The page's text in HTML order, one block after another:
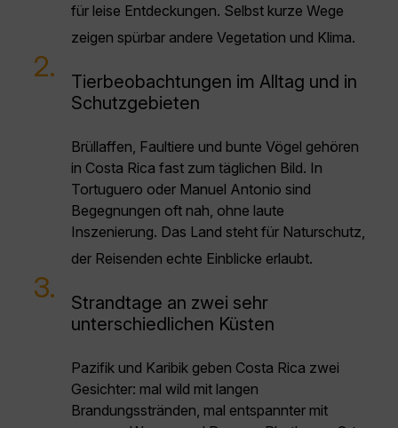
für leise Entdeckungen. Selbst kurze Wege
zeigen spürbar andere Vegetation und Klima.
2.
Tierbeobachtungen im Alltag und in
Schutzgebieten
Brüllaffen, Faultiere und bunte Vögel gehören
in Costa Rica fast zum täglichen Bild. In
Tortuguero oder Manuel Antonio sind
Begegnungen oft nah, ohne laute
Inszenierung. Das Land steht für Naturschutz,
der Reisenden echte Einblicke erlaubt.
3.
Strandtage an zwei sehr
unterschiedlichen Küsten
Pazifik und Karibik geben Costa Rica zwei
Gesichter: mal wild mit langen
Brandungsstränden, mal entspannter mit